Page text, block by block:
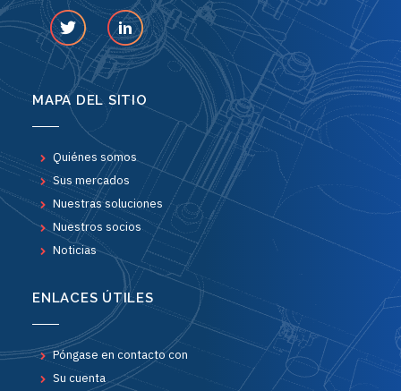
MAPA DEL SITIO
Quiénes somos
Sus mercados
Nuestras soluciones
Nuestros socios
Noticias
ENLACES ÚTILES
Póngase en contacto con
Su cuenta